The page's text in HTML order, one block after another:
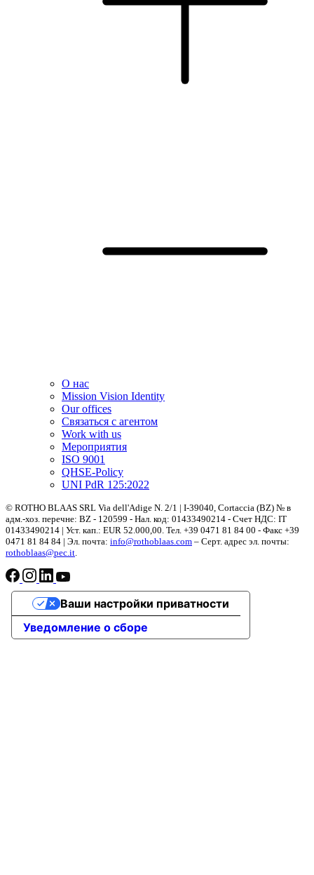
О нас
Mission Vision Identity
Our offices
Связаться с агентом
Work with us
Мероприятия
ISO 9001
QHSE-Policy
UNI PdR 125:2022
© ROTHO BLAAS SRL Via dell'Adige N. 2/1 | I-39040, Cortaccia (BZ) № в
адм.-хоз. перечне: BZ - 120599 - Нал. код: 01433490214 - Счет НДС: IT
01433490214 | Уст. кап.: EUR 52.000,00. Teл. +39 0471 81 84 00 - Факс +39
0471 81 84 84 | Эл. почта: info@rothoblaas.com – Серт. адрес эл. почты:
rothoblaas@pec.it.
Уведомление о сборе
Ваши настройки приватности